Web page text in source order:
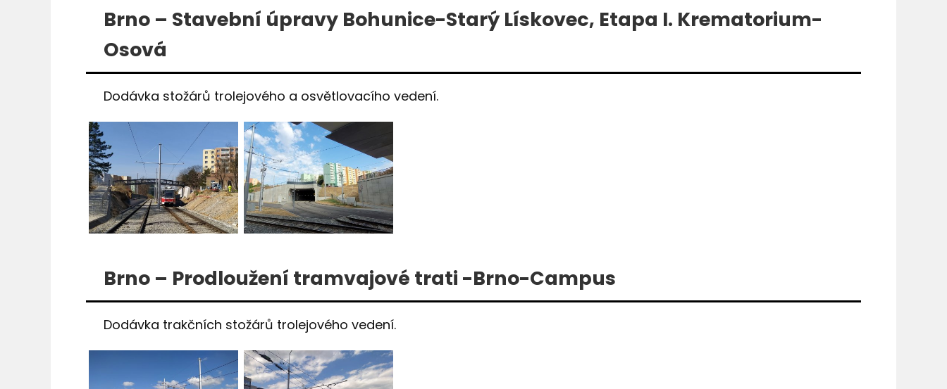
Brno – Stavební úpravy Bohunice-Starý Lískovec, Etapa I. Krematorium-
Osová
Dodávka stožárů trolejového a osvětlovacího vedení.
Brno – Prodloužení tramvajové trati -Brno-Campus
Dodávka trakčních stožárů trolejového vedení.